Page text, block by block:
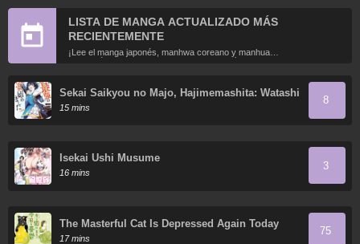
LISTA DE MANGA ACTUALIZADO MÁS
RECIENTEMENTE
¡Lee el manga japonés, manhwa coreano y manhua
chino más recientemente actualizados en línea gratis!
Sekai Saikyou no Majo, Hajimemashita: Watashi
Dake "Kouryaku Site" o Miseru Sekai de Jiyuu
ni Ikimasu
15 mins
8
Isekai Ushi Musume
16 mins
3
The Masterful Cat Is Depressed Again Today
17 mins
75